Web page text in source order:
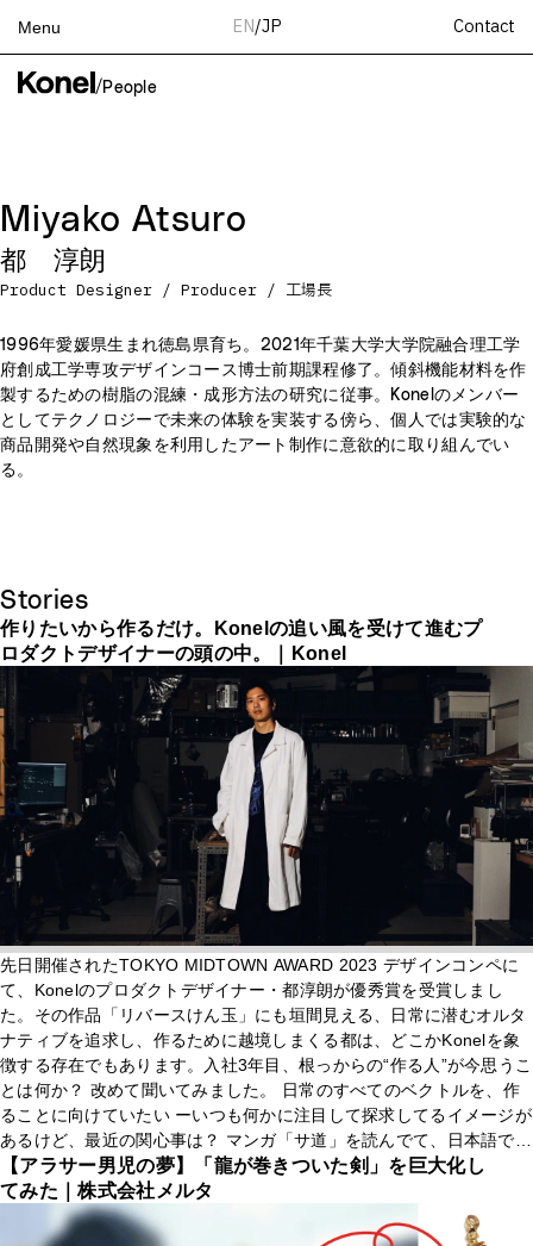
Menu EN/JP Contact
Top
About
People
Recruit
Contact
/ People
Miyako Atsuro
都 淳朗
Product Designer / Producer / 工場長
1996年愛媛県生まれ徳島県育ち。2021年千葉大学大学院融合理工学
府創成工学専攻デザインコース博士前期課程修了。傾斜機能材料を作
製するための樹脂の混練・成形方法の研究に従事。Konelのメンバー
としてテクノロジーで未来の体験を実装する傍ら、個人では実験的な
商品開発や自然現象を利用したアート制作に意欲的に取り組んでい
る。
Stories
作りたいから作るだけ。Konelの追い風を受けて進むプ
ロダクトデザイナーの頭の中。｜Konel
先日開催されたTOKYO MIDTOWN AWARD 2023 デザインコンペに
て、Konelのプロダクトデザイナー・都淳朗が優秀賞を受賞しまし
た。その作品「リバースけん玉」にも垣間見える、日常に潜むオルタ
ナティブを追求し、作るために越境しまくる都は、どこかKonelを象
徴する存在でもあります。入社3年目、根っからの“作る人”が今思うこ
とは何か？ 改めて聞いてみました。 日常のすべてのベクトルを、作
ることに向けていたい ーいつも何かに注目して探求してるイメージが
あるけど、最近の関心事は？ マンガ「サ道」を読んでて、日本語では
風の名前が2000種類あるって知ったんですよ。2000種
【アラサー男児の夢】「龍が巻きついた剣」を巨大化し
てみた｜株式会社メルタ